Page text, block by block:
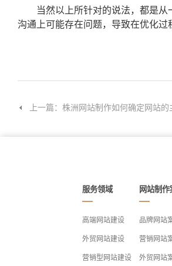
当然以上所针对的说法，都是从
沟通上可能存在问题，导致在优化过
上一篇：株洲网站制作如何确定网站的
服务领域
高端网站建设
外贸网站建设
营销型网站建设
网站制作
品牌网站
营销网站
外贸网站